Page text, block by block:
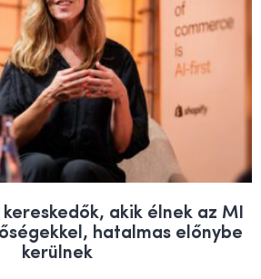
kereskedők, akik élnek az MI
hatalmas előnybe
kerülnek